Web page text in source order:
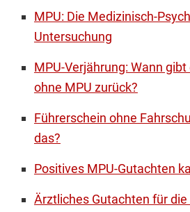
MPU: Die Medizinisch-
Untersuchung
MPU-Verjährung: Wann
ohne MPU zurück?
Führerschein ohne
das?
Positives MPU-Gutachten
Ärztliches Gutachten für